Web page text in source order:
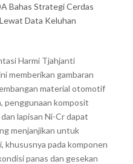
Bahas Strategi Cerdas
Data Keluhan
Harmi Tjahjanti
memberikan gambaran
material otomotif
penggunaan komposit
lapisan Ni-Cr dapat
menjanjikan untuk
pada komponen
panas dan gesekan